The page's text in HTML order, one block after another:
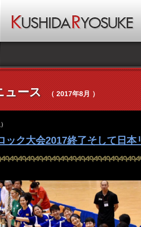
ュース （ 2017年8月 ）
ック大会2017終了そして日本